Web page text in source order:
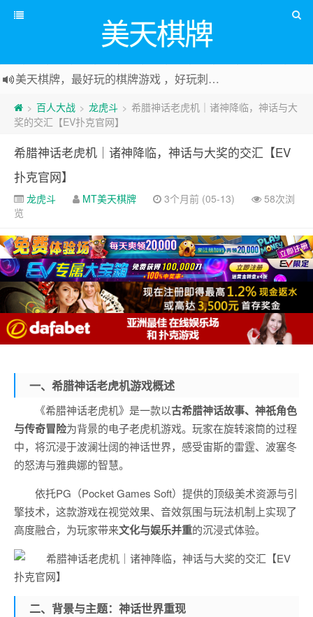
美天棋牌
美天棋牌，最好玩的棋牌游戏 ，好玩刺激可以赚Money，传送门：
> 百人大战 > 龙虎斗 > 希腊神话老虎机｜诸神降临，神话与大
奖的交汇【EV扑克官网】
希腊神话老虎机｜诸神降临，神话与大奖的交汇【EV
扑克官网】
龙虎斗 MT美天棋牌 3个月前 (05-13)
58次浏
览
一、希腊神话老虎机游戏概述
《希腊神话老虎机》是一款以古希腊神话故事、神祇角色
与传奇冒险为背景的电子老虎机游戏。玩家在旋转滚筒的过程
中，将沉浸于波澜壮阔的神话世界，感受宙斯的雷霆、波塞冬
的怒涛与雅典娜的智慧。
依托PG（Pocket Games Soft）提供的顶级美术资源与引
擎技术，这款游戏在视觉效果、音效氛围与玩法机制上实现了
高度融合，为玩家带来文化与娱乐并重的沉浸式体验。
二、背景与主题：神话世界重现